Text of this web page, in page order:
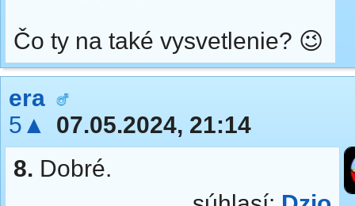
Čo ty na také vysvetlenie? 😉
era
5▲
07.05.2024, 21:14
8. Dobré.